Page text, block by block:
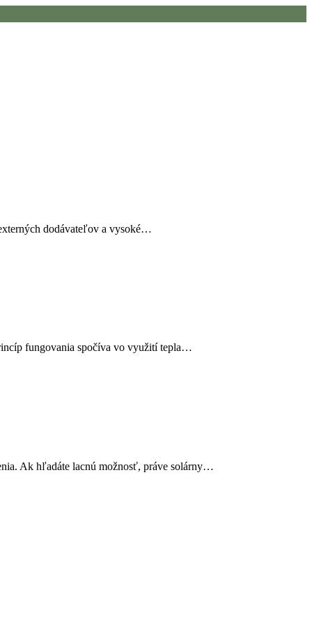
dodávateľov a vysoké…
fungovania spočíva vo využití tepla…
Ak hľadáte lacnú možnosť, práve solárny…